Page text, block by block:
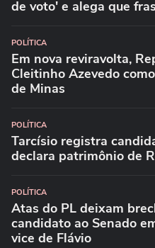
de voto' e alega que
POLÍTICA
Em nova reviravolta,
Cleitinho Azevedo
de Minas
POLÍTICA
Tarcísio registra
declara patrimônio de
POLÍTICA
Atas do PL deixam
candidato ao Senado
vice de Flávio